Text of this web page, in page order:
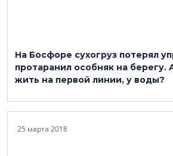
На Босфоре сухогруз потерял
протаранил особняк на берегу.
жить на первой линии, у воды?
25 марта 2018